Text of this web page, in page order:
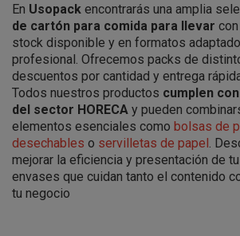
En Usopack encontrarás una amplia
de cartón para comida para llevar
stock disponible y en formatos
profesional. Ofrecemos packs de
descuentos por cantidad y entrega
Todos nuestros productos cumplen
del sector HORECA y pueden
elementos esenciales como bolsas de
desechables o servilletas de papel .
mejorar la eficiencia y presentación de
envases que cuidan tanto el contenido
tu negocio